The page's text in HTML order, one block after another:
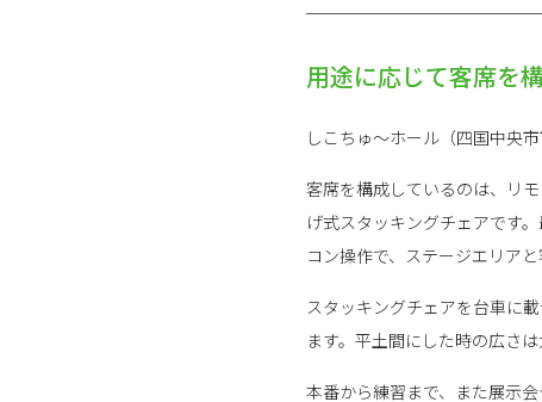
用途に応じて客席を
しこちゅ～ホール（四国中央
客席を構成しているのは、リ
げ式スタッキングチェアです
コン操作で、ステージエリア
スタッキングチェアを台車に
ます。平土間にした時の広さ
本番から練習まで、また展示